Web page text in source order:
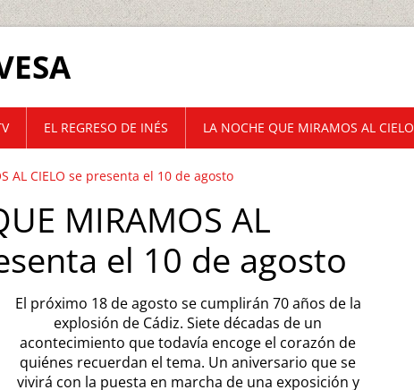
AL CIELO se presenta el 10 de agosto
MIRAMOS AL
el 10 de agosto
El próximo 18 de agosto se cumplirán 70 años de la
explosión de Cádiz. Siete décadas de un
acontecimiento que todavía encoge el corazón de
quiénes recuerdan el tema. Un aniversario que se
vivirá con la puesta en marcha de una exposición y
EL REGRESO DE INÉS LA NOCHE QUE MIRAMOS AL CIELO